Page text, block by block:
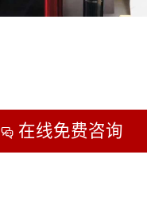
在线免费咨询